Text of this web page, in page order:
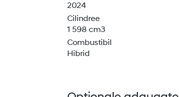
2024
Cilindree
1 598 cm3
Combustibil
Hibrid